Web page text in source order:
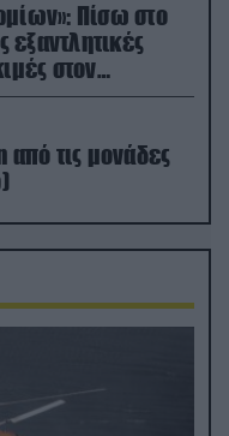
Πίσω στο
εξαντλητικές
από τις μονάδες